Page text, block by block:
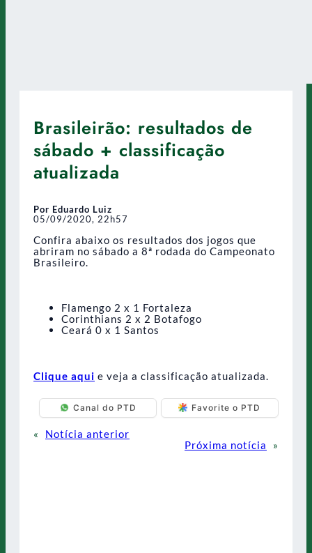
Brasileirão: resultados de
sábado + classificação
atualizada
Por Eduardo Luiz
05/09/2020, 22h57
Confira abaixo os resultados dos jogos que
abriram no sábado a 8ª rodada do Campeonato
Brasileiro.
Flamengo 2 x 1 Fortaleza
Corinthians 2 x 2 Botafogo
Ceará 0 x 1 Santos
Clique aqui e veja a classificação atualizada.
Canal do PTD Favorite o PTD
«
Notícia anterior
Próxima notícia
»